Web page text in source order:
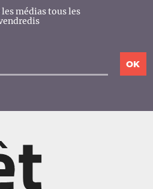
médias tous les